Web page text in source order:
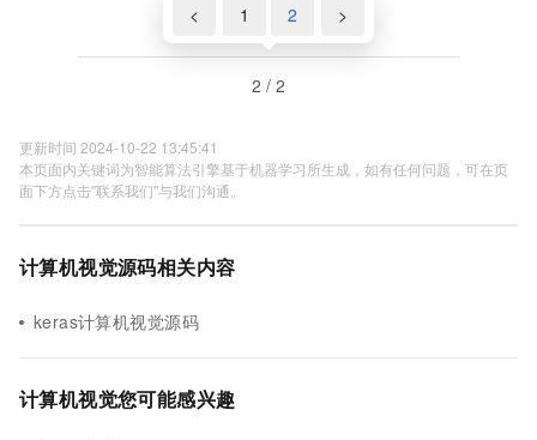
< 1 2 >
2 / 2
更新时间 2024-10-22 13:45:41
本页面内关键词为智能算法引擎基于机器学习所生成，如有任何问题，可在页
面下方点击"联系我们"与我们沟通。
计算机视觉源码相关内容
keras计算机视觉源码
计算机视觉您可能感兴趣